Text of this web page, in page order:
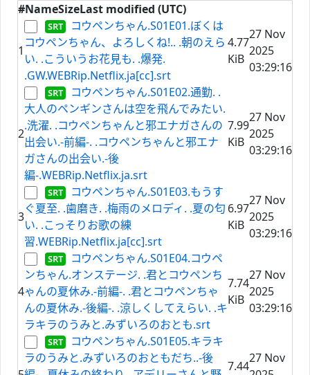
#NameSizeLast modified (UTC)
1
コウペンちゃん.S01E01.ぼくは
コウペンちゃん、よろしくね!.. .朝のえら
い. .こういうお花見も. .爆発.
.GW.WEBRip.Netflix.ja[cc].srt
4.77
KiB
27 Nov
2025
03:29:16
2
コウペンちゃん.S01E02.通勤. .
大人のペンギンさんは空を飛んでみたい.
.洗濯. .コウペンちゃんと邪エナガさんの
出会い.-前編-. .コウペンちゃんと邪エナ
ガさんの出会い.-後
編-.WEBRip.Netflix.ja.srt
7.99
KiB
27 Nov
2025
03:29:16
3
コウペンちゃん.S01E03.もうす
ぐ夏至. .歯磨き. .梅雨のメロディ. .夏の匂
い. .こっそりお歌の練
習.WEBRip.Netflix.ja[cc].srt
6.97
KiB
27 Nov
2025
03:29:16
4
コウペンちゃん.S01E04.コウペ
ンちゃん.オンステージ. .君とコウペンち
ゃんの夏休み.-前編-. .君とコウペンちゃ
んの夏休み.-後編-. .涼しくしてえらい. .キ
ラキラのうみと.みずいろのおとも.srt
7.74
KiB
27 Nov
2025
03:29:16
コウペンちゃん.S01E05.キラキ
ラのうみと.みずいろのおともだち..-後
7.44
27 Nov